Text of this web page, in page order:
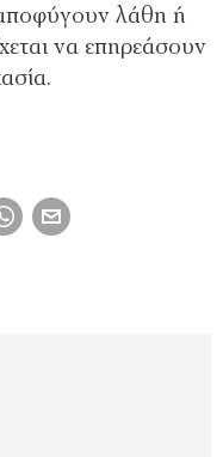
λάθη ή
να επηρεάσουν